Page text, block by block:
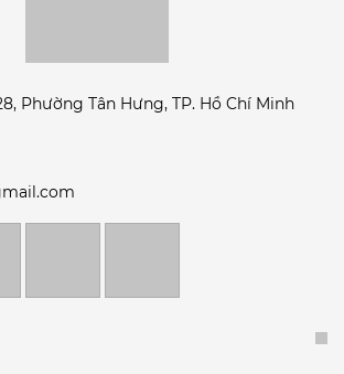
Phường Tân Hưng, TP. Hồ Chí Minh